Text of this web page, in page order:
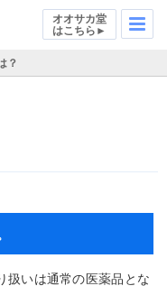
オオサカ堂
はこちら►
？
扱いは通常の医薬品とな